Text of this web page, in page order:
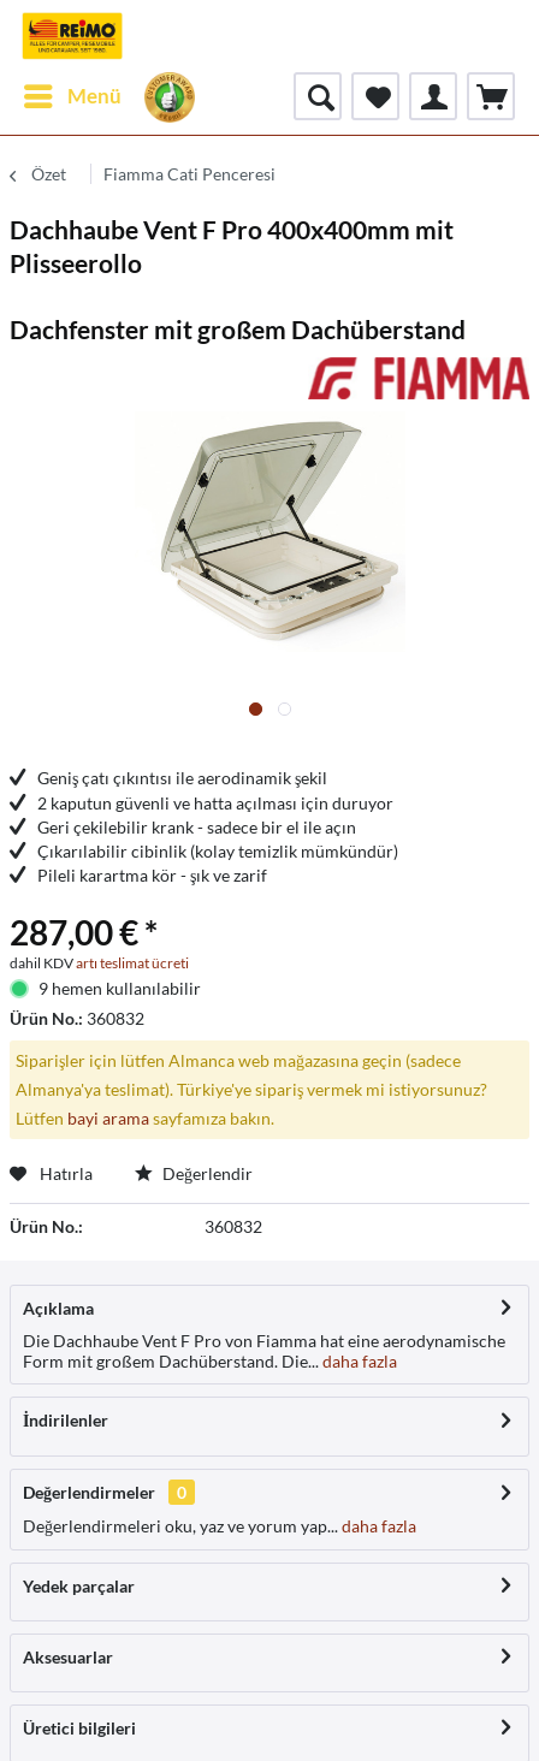
Menü
Özet Fiamma Cati Penceresi
Dachhaube Vent F Pro 400x400mm mit
Plisseerollo
Dachfenster mit großem Dachüberstand
Geniş çatı çıkıntısı ile aerodinamik şekil
2 kaputun güvenli ve hatta açılması için duruyor
Geri çekilebilir krank - sadece bir el ile açın
Çıkarılabilir cibinlik (kolay temizlik mümkündür)
Pileli karartma kör - şık ve zarif
287,00 € *
dahil KDVartı teslimat ücreti
9 hemen kullanılabilir
Ürün No.: 360832
Siparişler için lütfen Almanca web mağazasına geçin (sadece
Almanya'ya teslimat). Türkiye'ye sipariş vermek mi istiyorsunuz?
Lütfen bayi aramasayfamıza bakın.
Hatırla Değerlendir
Ürün No.: 360832
Açıklama
Die Dachhaube Vent F Pro von Fiamma hat eine aerodynamische
Form mit großem Dachüberstand. Die...daha fazla
İndirilenler
Değerlendirmeler
0
Değerlendirmeleri oku, yaz ve yorum yap...daha fazla
Yedek parçalar
Aksesuarlar
Üretici bilgileri